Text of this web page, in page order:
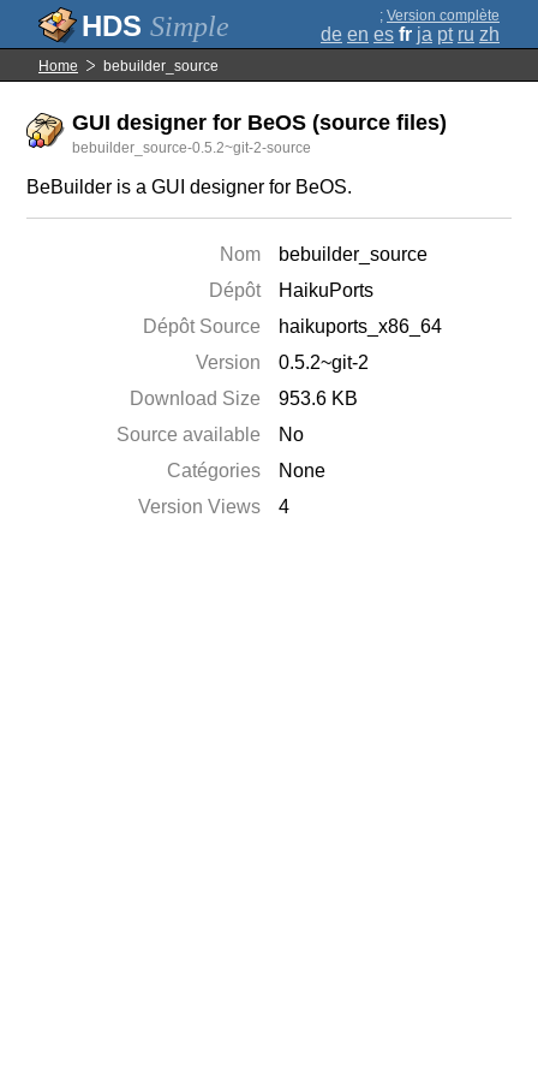
Simple ; Version complète
de en es fr ja pt ru zh
Home bebuilder_source
GUI designer for BeOS (source files)
bebuilder_source-0.5.2~git-2-source
BeBuilder is a GUI designer for BeOS.
Nom
bebuilder_source
Dépôt
HaikuPorts
Dépôt Source
haikuports_x86_64
Version
0.5.2~git-2
Download Size
953.6 KB
Source available
No
Catégories
None
Version Views
4